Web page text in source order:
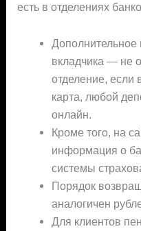
есть в отделениях
вкладчика — не
отделение, если
карта, любой
онлайн.
Кроме того, на
информация о
системы
Порядок
аналогичен
Для клиентов